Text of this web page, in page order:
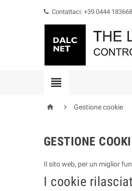
Contattaci: +39 0444

  Gestione cookie
GESTIONE
Il sito web, per un miglior
I cookie